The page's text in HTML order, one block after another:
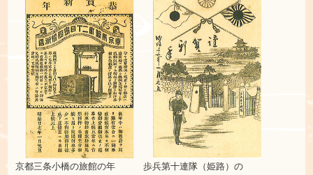
京都三条小橋の旅館の年
歩兵第十連隊（姫路）の